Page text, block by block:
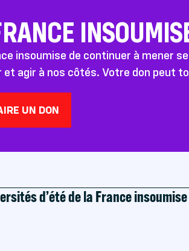
insoumise de continuer à mener
agir à nos côtés. Votre don peut
UN DON
d’été de la France insoumise